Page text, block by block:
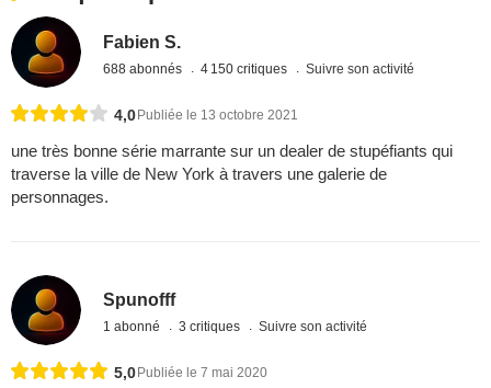
Fabien S.
688 abonnés 4 150 critiques Suivre son activité
4,0Publiée le 13 octobre 2021
une très bonne série marrante sur un dealer de stupéfiants qui
traverse la ville de New York à travers une galerie de
personnages.
Spunofff
1 abonné 3 critiques Suivre son activité
5,0 Publiée le 7 mai 2020